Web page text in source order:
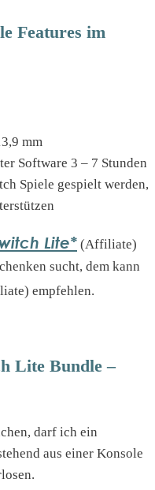
Features im
mm
Software 3 – 7 Stunden
Spiele gespielt werden,
Lite* (Affiliate)
sucht, dem kann
empfehlen.
Lite Bundle –
darf ich ein
aus einer Konsole